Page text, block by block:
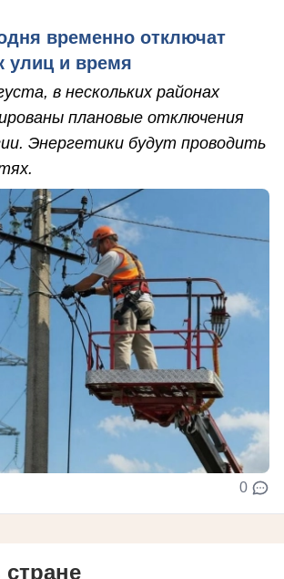
временно отключат
улиц и время
в нескольких районах
плановые отключения
Энергетики будут проводить
0